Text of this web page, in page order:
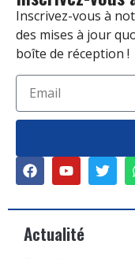
Inscrivez-vous à
des mises à jour
boîte de réception !
Actualité